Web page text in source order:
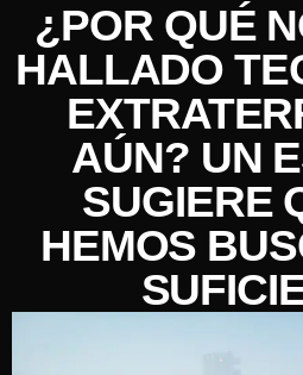
¿POR QUÉ
HALLADO
AÚN? UN
SUGIERE
HEMOS